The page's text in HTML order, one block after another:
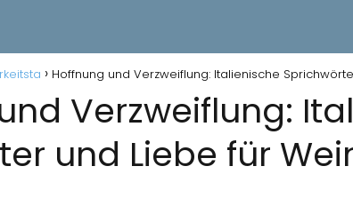
Hoffnung und Verzweiflung: Italienische
Verzweiflung:
und Liebe für